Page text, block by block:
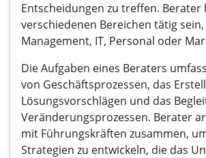
Entscheidungen zu treffen. Berater
verschiedenen Bereichen tätig
Management, IT, Personal oder
Die Aufgaben eines Beraters
von Geschäftsprozessen, das
Lösungsvorschlägen und das
Veränderungsprozessen. Berater
mit Führungskräften zusammen,
Strategien zu entwickeln, die das